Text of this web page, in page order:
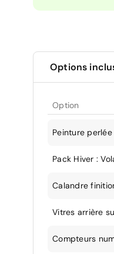
Options
Option
Peinture perlée
Pack Hiver :
Calandre
Vitres arrière
Compteurs